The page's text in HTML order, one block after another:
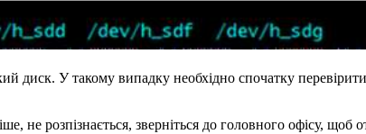
диск. У такому випадку необхідно спочатку
розпізнається, зверніться до головного офісу, щоб